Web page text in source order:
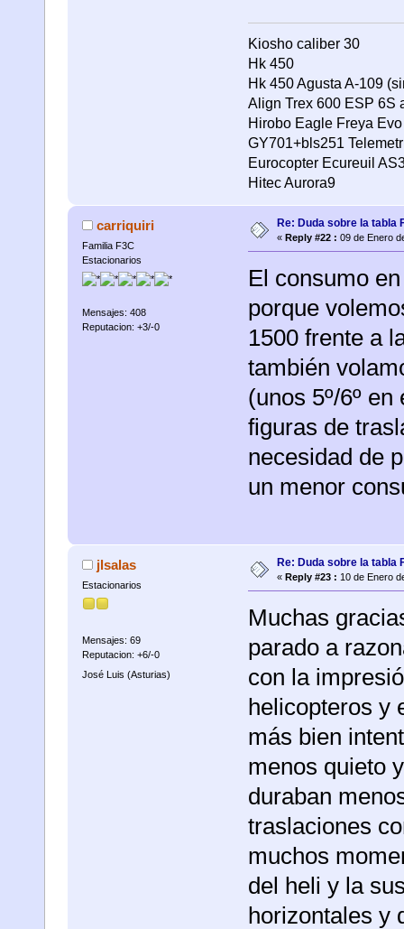
Kiosho caliber 30
Hk 450
Hk 450 Agusta A-109
Align Trex 600 ESP 6S
Hirobo Eagle Freya
GY701+bls251
Eurocopter Ecureuil
Hitec Aurora9
carriquiri
Familia F3C
Estacionarios
Mensajes: 408
Reputacion: +3/-0
Re: Duda sobre la tabla
« Reply #22 : 09 de Enero
El consumo
porque
1500 frente a
también
(unos 5º/6º
figuras de
necesidad de
un menor
jlsalas
Estacionarios
Mensajes: 69
Reputacion: +6/-0
José Luis (Asturias)
Re: Duda sobre la tabla
« Reply #23 : 10 de Enero
Muchas
parado a
con la
helicopteros y
más bien
menos quieto
duraban
traslaciones
muchos
del heli y la
horizontales y